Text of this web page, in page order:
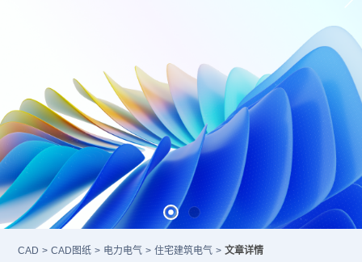
CAD > CAD图纸 > 电力电气 > 住宅建筑电气 > 文章详情